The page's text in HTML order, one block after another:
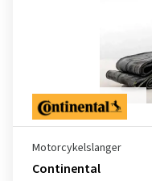
Motorcykelslanger
Continental